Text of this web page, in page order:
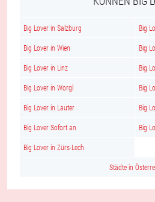
Big Lover in Salzburg Big
Big Lover in Wien Big
Big Lover in Linz Big
Big Lover in Worgl Big
Big Lover in Lauter Big
Big Lover Sofort an Big
Big Lover in Zürs-Lech
Städte in